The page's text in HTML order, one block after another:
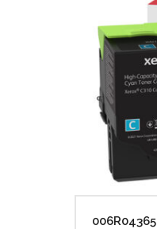
006R04365